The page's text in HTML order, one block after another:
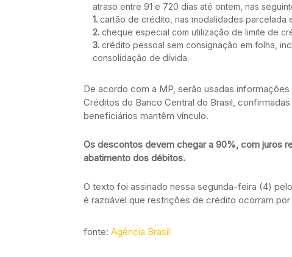
atraso entre 91 e 720 dias até ontem, nas
1. cartão de crédito, nas modalidades parcelada
2. cheque especial com utilização de limite de
3. crédito pessoal sem consignação em folha,
consolidação de dívida.
De acordo com a MP, serão usadas
Créditos do Banco Central do Brasil,
beneficiários mantêm vínculo.
Os descontos devem chegar a 90%, com juros
abatimento dos débitos.
O texto foi assinado nessa segunda-feira (4)
é razoável que restrições de crédito ocorram
fonte: Agência Brasil